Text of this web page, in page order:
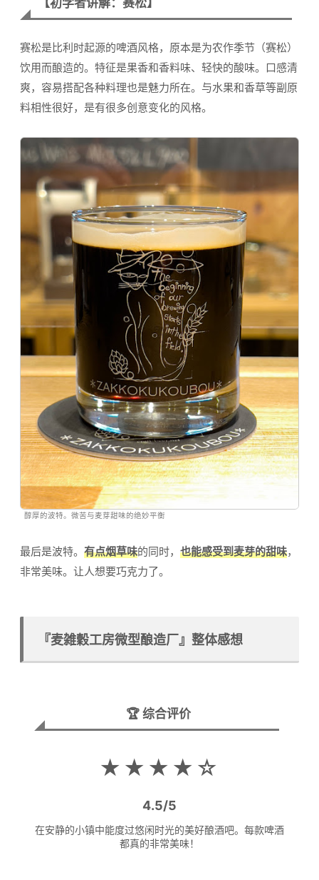
【初学者讲解：赛松】
赛松是比利时起源的啤酒风格，原本是为农作季节（赛松）
饮用而酿造的。特征是果香和香料味、轻快的酸味。口感清
爽，容易搭配各种料理也是魅力所在。与水果和香草等副原
料相性很好，是有很多创意变化的风格。
醇厚的波特。微苦与麦芽甜味的绝妙平衡
最后是波特。 有点烟草味的同时， 也能感受到麦芽的甜味，
非常美味。让人想要巧克力了。
『麦雑穀工房微型酿造厂』整体感想
🏆 综合评价
★★★★☆
4.5/5
在安静的小镇中能度过悠闲时光的美好酿酒吧。每款啤酒
都真的非常美味！